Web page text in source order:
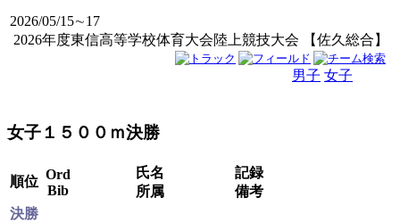
2026/05/15∼17
2026年度東信高等学校体育大会陸上競技大会 【佐久総合】
男子 女子
女子１５００ｍ決勝
順位 Ord
Bib
氏名
所属
記録
備考
決勝